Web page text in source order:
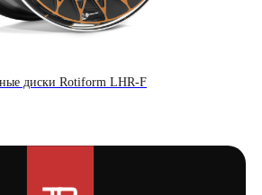
диски Rotiform LHR-F